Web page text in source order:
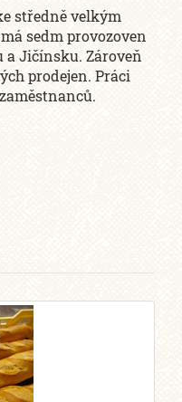
středně velkým
sedm provozoven
a Jičínsku. Zároveň
prodejen. Práci